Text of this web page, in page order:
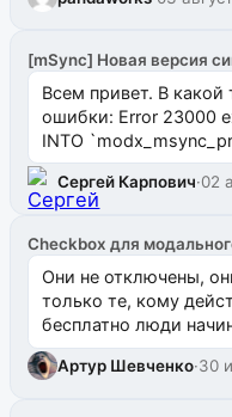
[mSync] Новая версия
Всем привет. В какой
ошибки: Error 23000
INTO
`uuid_1c`) VALUES ...
Сергей Карпович·02
Checkbox для
Они не отключены,
только те, кому
бесплатно люди
Артур Шевченко·30